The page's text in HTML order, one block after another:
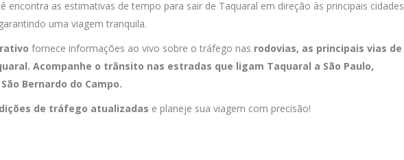
encontra as estimativas de tempo para sair de Taquaral em direção às principais cidades
uma viagem tranquila.
fornece informações ao vivo sobre o tráfego nas rodovias, as principais vias de
Acompanhe o trânsito nas estradas que ligam Taquaral a São Paulo,
São Bernardo do Campo.
de tráfego atualizadas e planeje sua viagem com precisão!